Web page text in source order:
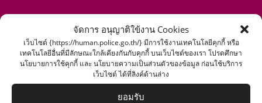
จัดการ อนุญาติใข้งาน Cookies
เว็บไซต์ {https://human.police.go.th/} มีการใช้งานเทคโนโลยีคุกกี้ หรือ
เทคโนโลยีอื่นที่มีลักษณะใกล้เคียงกันกับคุกกี้ บนเว็บไซต์ของเรา โปรดศึกษา
นโยบายการใช้คุกกี้ และ นโยบายความเป็นส่วนตัวของข้อมูล ก่อนใช้บริการ
เว็บไซต์ ได้ที่ลิงค์ด้านล่าง
ยอมรับ
เว็บไซต์หน่วยงาน
สำนักงานตำรวจแห่งชาติ
สำนักงานกำลังพล